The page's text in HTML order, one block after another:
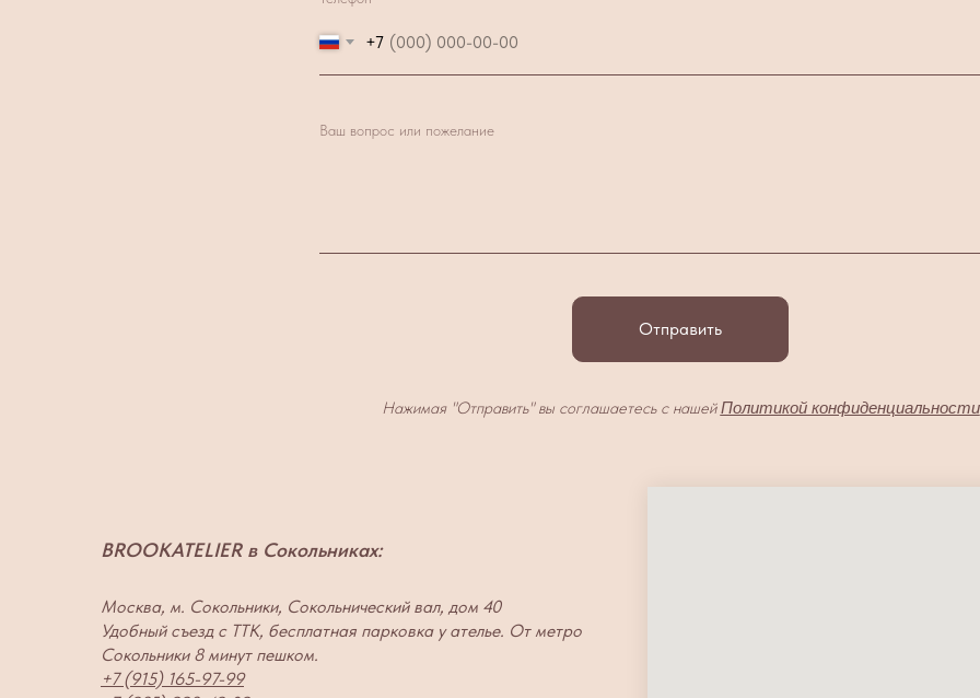
+7
Ваш вопрос или пожелание
Отправить
Нажимая "Отправить" вы соглашаетесь с нашейПолитикой конфиденциальности
BROOKATELIER в Сокольниках:
Москва, м. Сокольники, Сокольнический вал, дом 40
Удобный съезд с ТТК, бесплатная парковка у ателье. От метро
Сокольники 8 минут пешком.
+7 (915) 165-97-99